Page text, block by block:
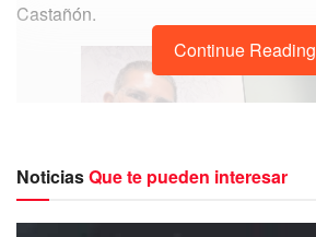
Castañón.
Continue Reading
NoticiasQue te pueden interesar